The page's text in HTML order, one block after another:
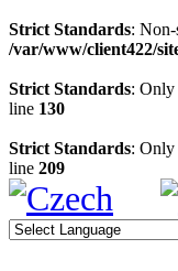
Strict Standards: Non-
/var/www/client422/
Strict Standards: Only
line 130
Strict Standards: Only
line 209